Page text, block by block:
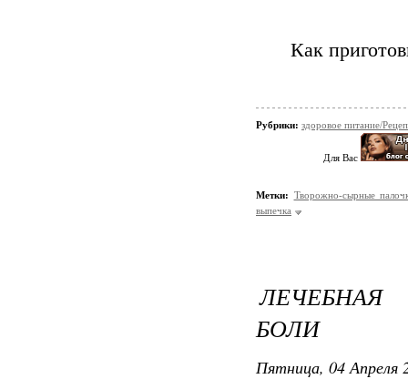
Как
Рубрики: здоровое питание/
Для Вас
Метки: Творожно-сырные
выпечка
БОЛИ
Пятница, 04 Апреля